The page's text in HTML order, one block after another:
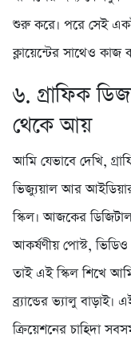
শুরু করে। পরে সেই একই
ক্লায়েন্টের সাথেও
৬. গ্রাফিক
থেকে আয়
আমি যেভাবে দেখি,
ভিজ্যুয়াল আর
স্কিল। আজকের ডিজিটাল
আকর্ষণীয় পোস্ট,
তাই এই স্কিল শিখে
ব্র্যান্ডের ভ্যালু
ক্রিয়েশনের চাহিদা